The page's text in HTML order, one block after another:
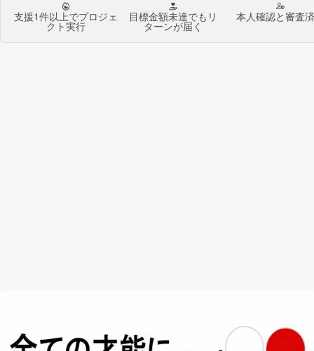
支援1件以上でプロジェ
クト実行
目標金額未達でもリ
ターンが届く
本人確認と審査